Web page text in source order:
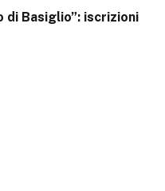
di Basiglio”: iscrizioni